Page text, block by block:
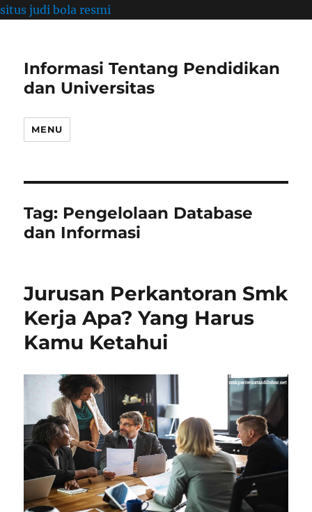
situs judi bola resmi
Informasi Tentang Pendidikan
dan Universitas
MENU
Tag: Pengelolaan Database
dan Informasi
Jurusan Perkantoran Smk
Kerja Apa? Yang Harus
Kamu Ketahui